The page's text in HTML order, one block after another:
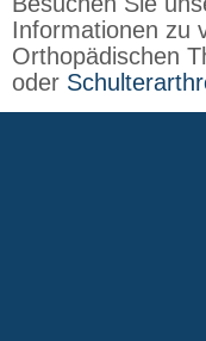
Informationen zu
Orthopädischen
oder